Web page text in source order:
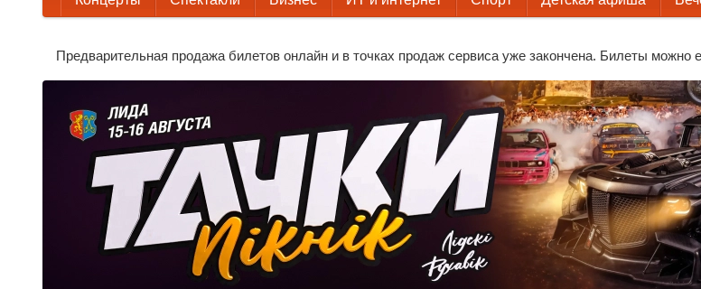
Предварительная продажа билетов онлайн и в точках продаж сервиса уже закончена. Билеты можно